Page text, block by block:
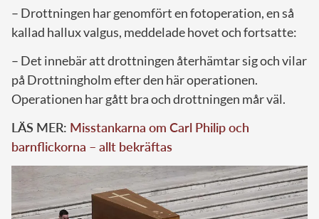
– Drottningen har genomfört en fotoperation, en så
kallad hallux valgus, meddelade hovet och fortsatte:
– Det innebär att drottningen återhämtar sig och vilar
på Drottningholm efter den här operationen.
Operationen har gått bra och drottningen mår väl.
LÄS MER: Misstankarna om Carl Philip och
barnflickorna – allt bekräftas